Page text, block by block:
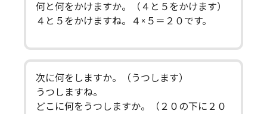
何と何をかけますか。（４と５をかけます）
４と５をかけますね。４×５＝２０です。
次に何をしますか。（うつします）
うつしますね。
どこに何をうつしますか。（２０の下に２０